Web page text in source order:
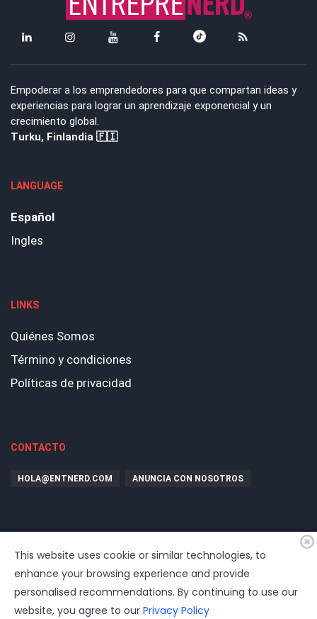
Empoderar a los emprendedores para que compartan ideas y
experiencias para lograr un aprendizaje exponencial y un
crecimiento global.
Turku, Finlandia 🇫🇮
LANGUAGE
Español
Ingles
LINKS
Quiénes Somos
Término y condiciones
Políticas de privacidad
CONTACTO
HOLA@ENTNERD.COM ANUNCIA CON NOSOTROS
This website uses cookie or similar technologies, to
enhance your browsing experience and provide
personalised recommendations. By continuing to use our
website, you agree to our Privacy Policy